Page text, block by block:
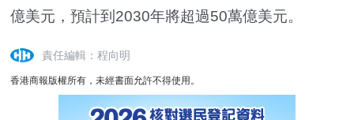
億美元，預計到2030年將超過50萬億美元。
責任編輯：程向明
香港商報版權所有，未經書面允許不得使用。